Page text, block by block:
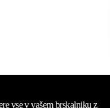
vse v vašem brskalniku z